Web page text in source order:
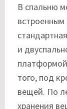
В спальню
и
того, под
вещей. По
хранения